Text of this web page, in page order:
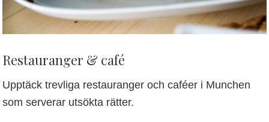
Restauranger & café
Upptäck trevliga restauranger och caféer i Munchen
som serverar utsökta rätter.